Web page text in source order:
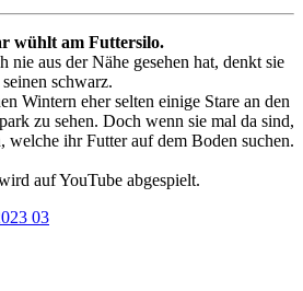
wühlt am Futtersilo.
nie aus der Nähe gesehen hat, denkt sie
seinen schwarz.
Wintern eher selten einige Stare an den
zu sehen. Doch wenn sie mal da sind,
welche ihr Futter auf dem Boden suchen.
auf YouTube abgespielt.